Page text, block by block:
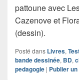
pattoune avec
Cazenove et
(dessin).
Posté dans Livres,
bande dessinée, BD,
pedagogie | Publier